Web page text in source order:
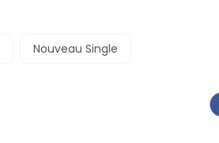
Nouveau Single